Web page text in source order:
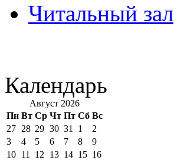
Читальный зал
Календарь
Август 2026
Пн Вт Ср Чт Пт Сб Вс
27 28 29 30 31 1
2
3
4 5 6 7 8
9
10 11 12 13 14 15 16